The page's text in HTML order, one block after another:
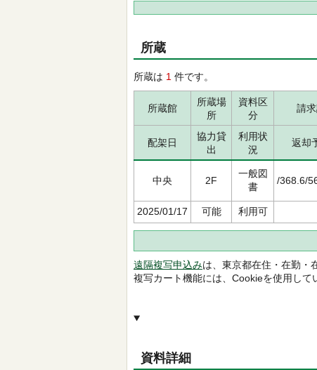
所蔵
所蔵は 1 件です。
所蔵館
所蔵場
所
資料区
分
請
配架日
協力貸
出
利用状
況
返却
中央 2F
一般図
書
/368.6/
2025/01/17 可能 利用可
遠隔複写申込みは、東京都在住・在勤・
複写カート機能には、Cookieを使用して
資料詳細